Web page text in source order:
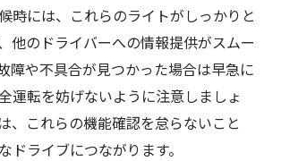
時には、これらのライトがしっかりと
他のドライバーへの情報提供がスムー
障や不具合が見つかった場合は早急に
運転を妨げないように注意しましょ
、これらの機能確認を怠らないこと
ドライブにつながります。